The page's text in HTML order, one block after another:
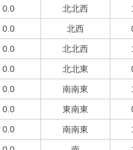
0.0 北北西
0.0 北西
0.0 北北西
0.0 北北東
0.0 南南東
0.0 東南東
0.0 南南東